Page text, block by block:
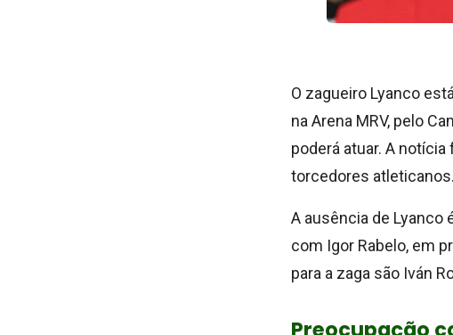
O zagueiro Lyanco
na Arena MRV, pelo
poderá atuar. A
torcedores atleticanos.
A ausência de Lyanco
com Igor Rabelo, em
para a zaga são Iván